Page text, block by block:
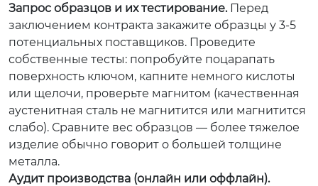
Запрос образцов и их тестирование.Перед
заключением контракта закажите образцы у 3-5
потенциальных поставщиков. Проведите
собственные тесты: попробуйте поцарапать
поверхность ключом, капните немного кислоты
или щелочи, проверьте магнитом (качественная
аустенитная сталь не магнитится или магнитится
слабо). Сравните вес образцов — более тяжелое
изделие обычно говорит о большей толщине
металла.
Аудит производства (онлайн или оффлайн).